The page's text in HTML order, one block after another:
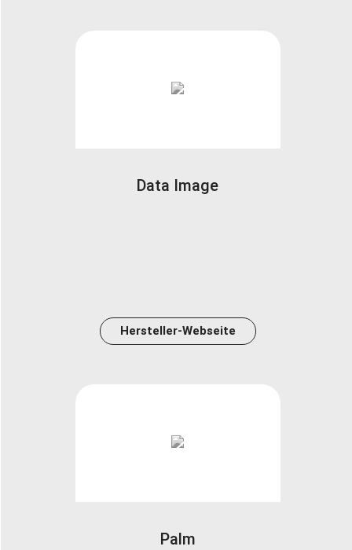
Data Image
Hersteller-Webseite
Palm